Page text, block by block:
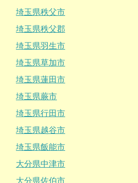
埼玉県秩父市
埼玉県秩父郡
埼玉県羽生市
埼玉県草加市
埼玉県蓮田市
埼玉県蕨市
埼玉県行田市
埼玉県越谷市
埼玉県飯能市
大分県中津市
大分県佐伯市